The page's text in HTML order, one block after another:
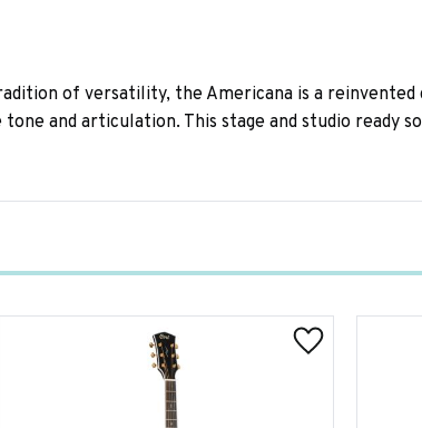
of versatility, the Americana is a
and articulation. This stage and studio ready